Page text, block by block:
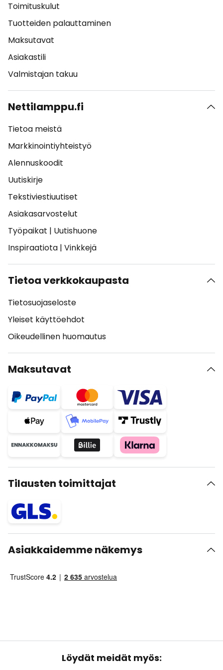
Toimituskulut
Tuotteiden palauttaminen
Maksutavat
Asiakastili
Valmistajan takuu
Nettilamppu.fi
Tietoa meistä
Markkinointiyhteistyö
Alennuskoodit
Uutiskirje
Tekstiviestiuutiset
Asiakasarvostelut
Työpaikat | Uutishuone
Inspiraatiota | Vinkkejä
Tietoa verkkokaupasta
Tietosuojaseloste
Yleiset käyttöehdot
Oikeudellinen huomautus
Maksutavat
Tilausten toimittajat
Asiakkaidemme näkemys
Löydät meidät myös: